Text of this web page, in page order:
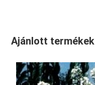
Ajánlott termékek